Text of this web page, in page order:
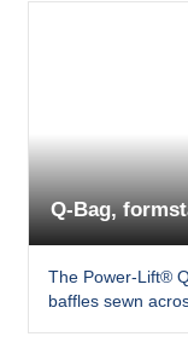
Q-Bag,
The Power-Lift®
baffles sewn